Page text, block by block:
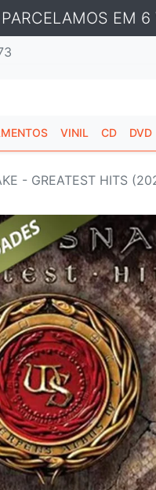
PARCELAMOS EM
VINIL CD DVD
- GREATEST HITS